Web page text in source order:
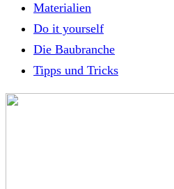
Materialien
Do it yourself
Die Baubranche
Tipps und Tricks